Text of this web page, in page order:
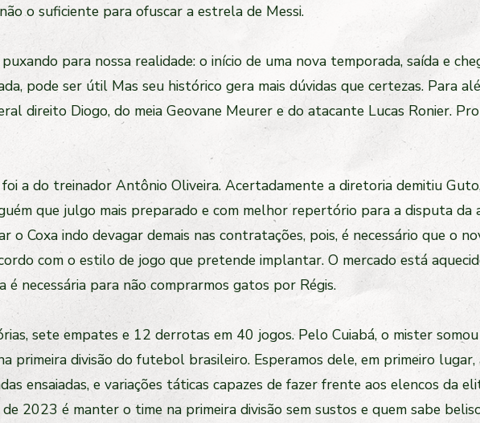
o suficiente para ofuscar a estrela de Messi.
para nossa realidade: o início de uma nova temporada, saída e
pode ser útil Mas seu histórico gera mais dúvidas que certezas. Para
direito Diogo, do meia Geovane Meurer e do atacante Lucas Ronier.
a do treinador Antônio Oliveira. Acertadamente a diretoria demitiu
que julgo mais preparado e com melhor repertório para a disputa da
o Coxa indo devagar demais nas contratações, pois, é necessário que o
com o estilo de jogo que pretende implantar. O mercado está
necessária para não comprarmos gatos por Régis.
sete empates e 12 derrotas em 40 jogos. Pelo Cuiabá, o mister
primeira divisão do futebol brasileiro. Esperamos dele, em primeiro
ensaiadas, e variações táticas capazes de fazer frente aos elencos da
2023 é manter o time na primeira divisão sem sustos e quem sabe